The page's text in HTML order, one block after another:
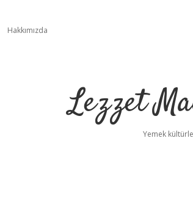
Hakkımızda
Lezzet
Yemek